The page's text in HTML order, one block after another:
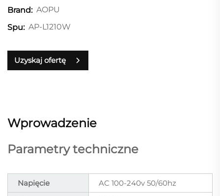
Brand: AOPU
Spu: AP-L1210W
Uzyskaj ofertę
Wprowadzenie
Parametry techniczne
Napięcie
AC 100-240v 50/60hz